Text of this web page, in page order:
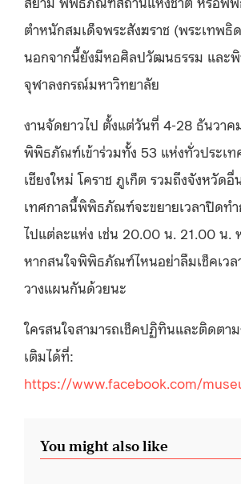
ตำหนักสมเด็จพระสังฆราช (พระเทพธิ
นอกจากนี้ยังมีหอศิลปวัฒนธรรม และ
จุฬาลงกรณ์มหาวิทยาลัย
งานจัดยาวไป ตั้งแต่วันที่ 4-28 ธันวาค
พิพิธภัณฑ์เข้าร่วมทั้ง 53 แห่งทั่วประเท
เชียงใหม่ โคราช ภูเก็ต รวมถึงจังหวัด
เทศกาลนี้พิพิธภัณฑ์จะขยายเวลาปิดท
ไปแต่ละแห่ง เช่น 20.00 น. 21.00 น.
หากสนใจพิพิธภัณฑ์ไหนอย่าลืมเช็คเวล
วางแผนกันด้วยนะ
ใครสนใจสามารถเช็คปฏิทินและติดตา
เติมได้ที่:
https://www.facebook.com/
You might also like